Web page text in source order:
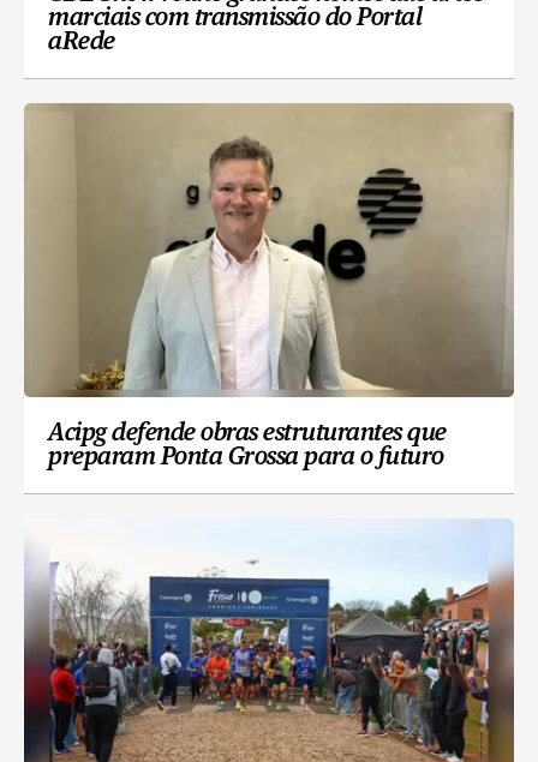
marciais com transmissão do Portal
aRede
Acipg defende obras estruturantes que
preparam Ponta Grossa para o futuro